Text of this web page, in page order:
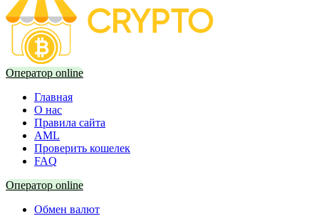
Оператор online
Главная
О нас
Правила сайта
AML
Проверить кошелек
FAQ
Оператор online
Обмен валют